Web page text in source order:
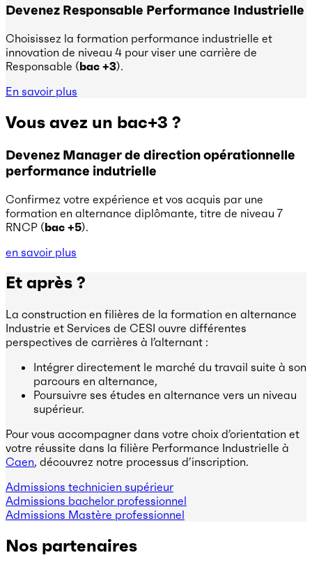
Devenez Responsable Performance Industrielle
Choisissez la formation performance industrielle et
innovation de niveau 4 pour viser une carrière de
Responsable (bac +3).
En savoir plus
Vous avez un bac+3 ?
Devenez Manager de direction opérationnelle
performance indutrielle
Confirmez votre expérience et vos acquis par une
formation en alternance diplômante, titre de niveau 7
RNCP (bac +5).
en savoir plus
Et après ?
La construction en filières de la formation en alternance
Industrie et Services de CESI ouvre différentes
perspectives de carrières à l’alternant :
Intégrer directement le marché du travail suite à son
parcours en alternance,
Poursuivre ses études en alternance vers un niveau
supérieur.
Pour vous accompagner dans votre choix d’orientation et
votre réussite dans la filière Performance Industrielle à
Caen, découvrez notre processus d’inscription.
Admissions technicien supérieur
Admissions bachelor professionnel
Admissions Mastère professionnel
Nos partenaires